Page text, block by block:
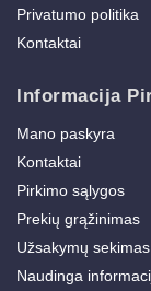
Privatumo politika
Kontaktai
Informacija
Mano paskyra
Kontaktai
Pirkimo sąlygos
Prekių grąžinimas
Užsakymų sekimas
Naudinga